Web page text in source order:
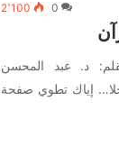
0 2٬100
د. عبد المحسن
إياك تطوي صفحة